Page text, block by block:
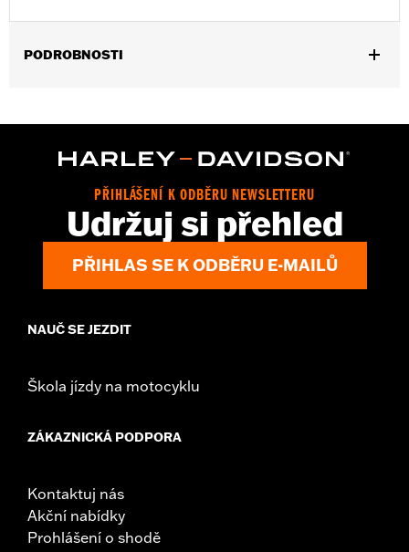
PODROBNOSTI
Functional Features:Welt Construction
www.h-d.com/warrantyfor full details
Imported
Dimension Description:
Shaft height: 8" / Heel height: 1"
PŘIHLÁŠENÍ K ODBĚRU NEWSLETTERU
Udržuj si přehled
PŘIHLAS SE K ODBĚRU E-MAILŮ
NAUČ SE JEZDIT
Škola jízdy na motocyklu
ZÁKAZNICKÁ PODPORA
Kontaktuj nás
Akční nabídky
Prohlášení o shodě